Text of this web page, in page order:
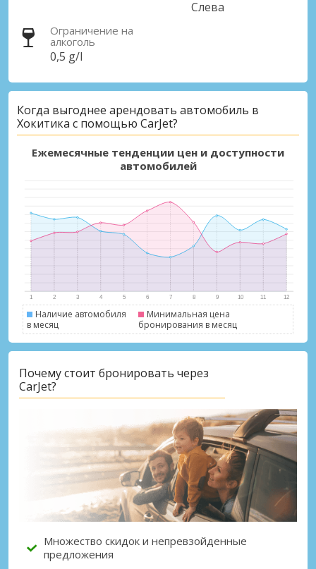
Лучшие сбережения
Получите доступ к эксклюзивным
предложениям партнёров
Войти с помощью eLink
Слева
Ограничение на
алкоголь
0,5 g/l
Когда выгоднее арендовать автомобиль в
Хокитика с помощью CarJet?
Ежемесячные тенденции цен и доступности
автомобилей
Наличие автомобиля
в месяц
Минимальная цена
бронирования в месяц
Почему стоит бронировать через
CarJet?
Множество скидок и непревзойденные
предложения